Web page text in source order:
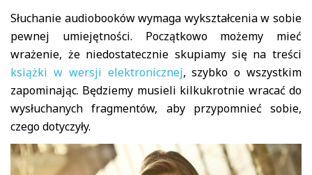
Słuchanie audiobooków wymaga wykształcenia w sobie
pewnej umiejętności. Początkowo możemy mieć
wrażenie, że niedostatecznie skupiamy się na treści
książki w wersji elektronicznej, szybko o wszystkim
zapominając. Będziemy musieli kilkukrotnie wracać do
wysłuchanych fragmentów, aby przypomnieć sobie,
czego dotyczyły.